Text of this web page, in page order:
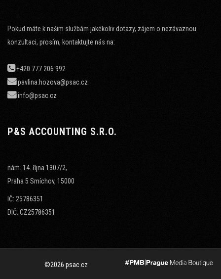
Pokud máte k našim službám jakékoliv dotazy, zájem o nezávaznou
konzultaci, prosím, kontaktujte nás na:
+420 777 206 992
pavlina.hozova@psac.cz
info@psac.cz
P&S ACCOUNTING S.R.O.
nám. 14. října 1307/2,
Praha 5 Smíchov, 15000
IČ: 25786351
DIČ: CZ25786351
©2026 psac.cz